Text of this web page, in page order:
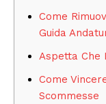
Come
Guida
Aspetta Che
Come
Scommesse